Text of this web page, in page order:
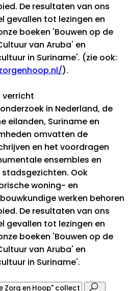
De resultaten van ons
gevallen tot lezingen en
boeken 'Bouwen op de
van Aruba' en
in Suriname'. (zie ook:
).
verricht
in Nederland, de
eilanden, Suriname en
omvatten de
en het voordragen
ensembles en
Ook
woning- en
werken behoren
De resultaten van ons
gevallen tot lezingen en
boeken 'Bouwen op de
van Aruba' en
in Suriname'.